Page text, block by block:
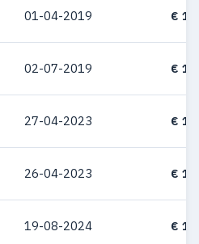
01-04-2019 €
02-07-2019 €
27-04-2023 €
26-04-2023 €
19-08-2024 €